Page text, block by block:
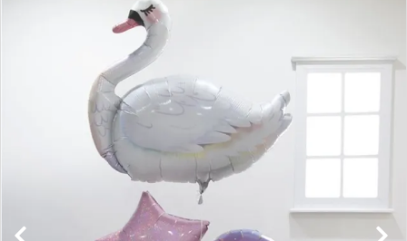
最近チェックした商品
ご利用シーンから探す
商品タイプから探す
コンテンツ